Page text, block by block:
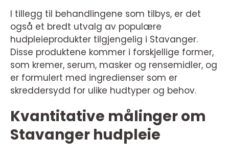
I tillegg til behandlingene som tilbys, er det
også et bredt utvalg av populære
hudpleieprodukter tilgjengelig i Stavanger.
Disse produktene kommer i forskjellige former,
som kremer, serum, masker og rensemidler, og
er formulert med ingredienser som er
skreddersydd for ulike hudtyper og behov.
Kvantitative målinger om
Stavanger hudpleie